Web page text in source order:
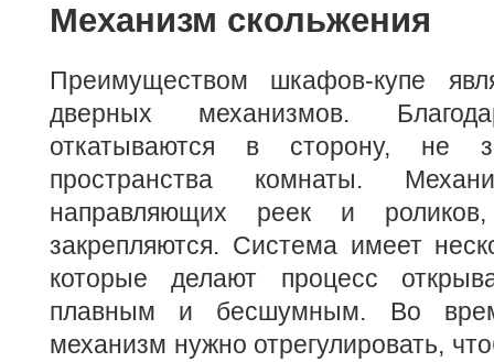
Механизм скольжения
Преимуществом шкафов-купе
дверных механизмов.
откатываются в сторону, не
пространства комнаты.
направляющих реек и
закрепляются. Система имеет
которые делают процесс
плавным и бесшумным. Во
механизм нужно отрегулировать,